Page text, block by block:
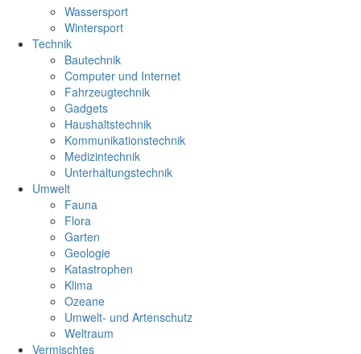
Wassersport
Wintersport
Technik
Bautechnik
Computer und Internet
Fahrzeugtechnik
Gadgets
Haushaltstechnik
Kommunikationstechnik
Medizintechnik
Unterhaltungstechnik
Umwelt
Fauna
Flora
Garten
Geologie
Katastrophen
Klima
Ozeane
Umwelt- und Artenschutz
Weltraum
Vermischtes